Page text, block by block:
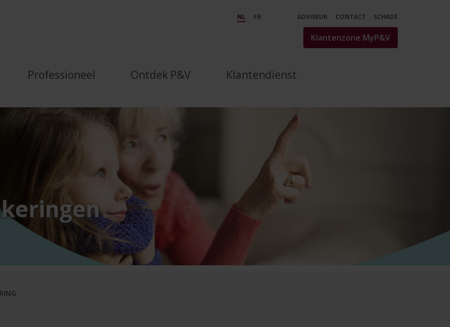
P&amp;V beschermt uw gezin - P&amp;V
NL FR ADVISEUR CONTACT SCHADE
Klantenzone MyP&V
Professioneel Ontdek P&V Klantendienst